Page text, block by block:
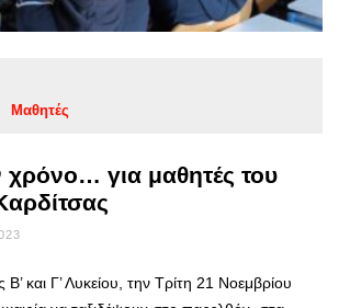
Μαθητές
χρόνο… για μαθητές του
Β’ και Γ’ Λυκείου, την Τρίτη 21 Νοεμβρίου